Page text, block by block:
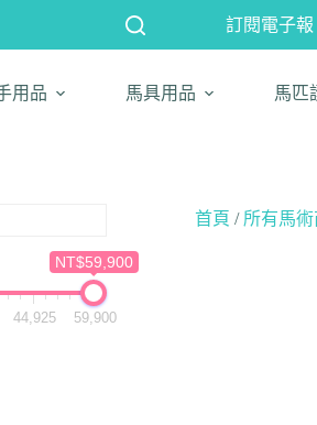
訂閱電子報
用品 馬具用品 馬匹
NT$59,900
44,925 59,900
首頁 / 所有馬術